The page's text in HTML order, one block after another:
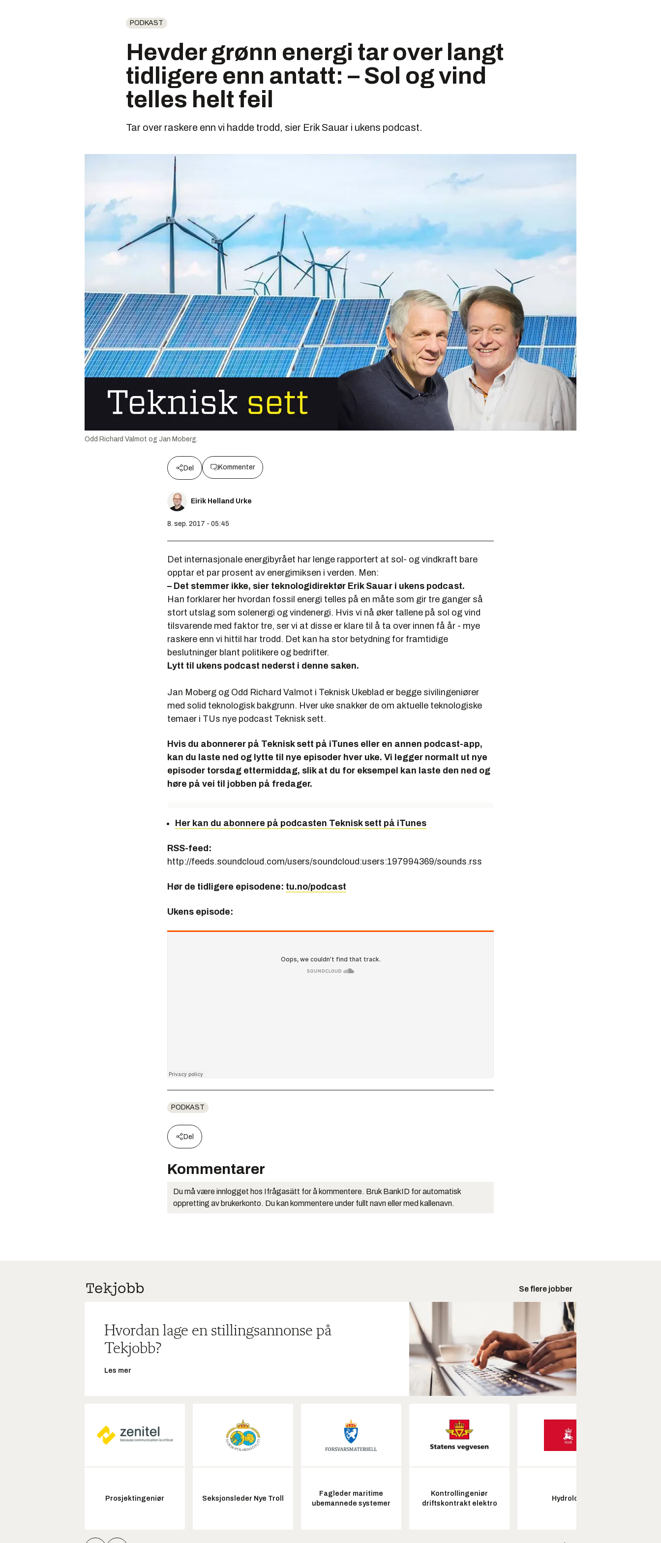
PODKAST
Hevder grønn energi tar over langt
tidligere enn antatt: – Sol og vind
telles helt feil
Tar over raskere enn vi hadde trodd, sier Erik Sauar i ukens podcast.
Odd Richard Valmot og Jan Moberg.
Del Kommenter
Eirik Helland Urke
8. sep. 2017 - 05:45
Det internasjonale energibyrået har lenge rapportert at sol- og vindkraft bare
opptar et par prosent av energimiksen i verden. Men:
– Det stemmer ikke, sier teknologidirektør Erik Sauar i ukens podcast.
Han forklarer her hvordan fossil energi telles på en måte som gir tre ganger så
stort utslag som solenergi og vindenergi. Hvis vi nå øker tallene på sol og vind
tilsvarende med faktor tre, ser vi at disse er klare til å ta over innen få år - mye
raskere enn vi hittil har trodd. Det kan ha stor betydning for framtidige
beslutninger blant politikere og bedrifter.
Lytt til ukens podcast nederst i denne saken.
Jan Moberg og Odd Richard Valmot i Teknisk Ukeblad er begge sivilingeniører
med solid teknologisk bakgrunn. Hver uke snakker de om aktuelle teknologiske
temaer i TUs nye podcast Teknisk sett.
Hvis du abonnerer på Teknisk sett på iTunes eller en annen podcast-app,
kan du laste ned og lytte til nye episoder hver uke. Vi legger normalt ut nye
episoder torsdag ettermiddag, slik at du for eksempel kan laste den ned og
høre på vei til jobben på fredager.
Her kan du abonnere på podcasten Teknisk sett på iTunes
RSS-feed:
http://feeds.soundcloud.com/users/soundcloud:users:197994369/sounds.rss
Hør de tidligere episodene: tu.no/podcast
Ukens episode:
PODKAST
Del
Kommentarer
Du må være innlogget hos Ifrågasätt for å kommentere. Bruk BankID for automatisk
oppretting av brukerkonto. Du kan kommentere under fullt navn eller med kallenavn.
Se flere jobber
Hvordan lage en stillingsannonse på
Tekjobb?
Les mer
Prosjektingeniør Seksjonsleder Nye Troll
Fagleder maritime
ubemannede systemer
Kontrollingeniør
driftskontrakt elektro
Hydrolog